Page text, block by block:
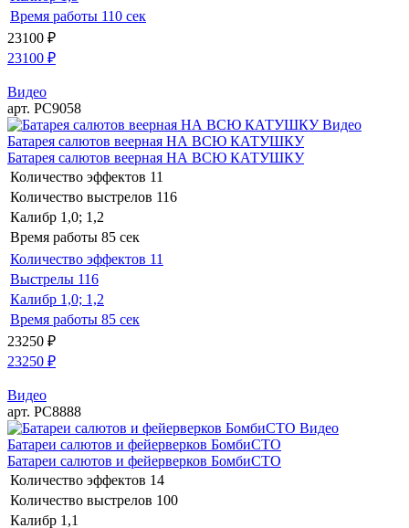
Время работы 110 сек
23100 ₽
23100 ₽
Видео
арт. РС9058
Видео
Батарея салютов веерная НА ВСЮ КАТУШКУ
Батарея салютов веерная НА ВСЮ КАТУШКУ
Количество эффектов 11
Количество выстрелов 116
Калибр 1,0; 1,2
Время работы 85 сек
Количество эффектов 11
Выстрелы 116
Калибр 1,0; 1,2
Время работы 85 сек
23250 ₽
23250 ₽
Видео
арт. РС8888
Видео
Батареи салютов и фейерверков БомбиСТО
Батареи салютов и фейерверков БомбиСТО
Количество эффектов 14
Количество выстрелов 100
Калибр 1,1